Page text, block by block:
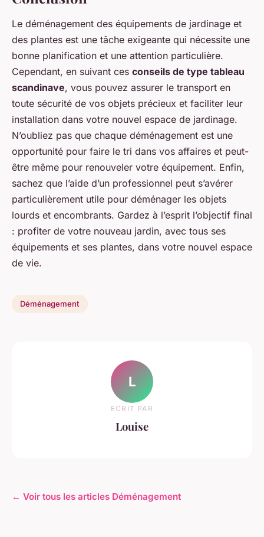
Le déménagement des équipements de jardinage et
des plantes est une tâche exigeante qui nécessite une
bonne planification et une attention particulière.
Cependant, en suivant ces conseils de type tableau
scandinave, vous pouvez assurer le transport en
toute sécurité de vos objets précieux et faciliter leur
installation dans votre nouvel espace de jardinage.
N’oubliez pas que chaque déménagement est une
opportunité pour faire le tri dans vos affaires et peut-
être même pour renouveler votre équipement. Enfin,
sachez que l’aide d’un professionnel peut s’avérer
particulièrement utile pour déménager les objets
lourds et encombrants. Gardez à l’esprit l’objectif final
: profiter de votre nouveau jardin, avec tous ses
équipements et ses plantes, dans votre nouvel espace
de vie.
Déménagement
L
ECRIT PAR
Louise
← Voir tous les articles Déménagement